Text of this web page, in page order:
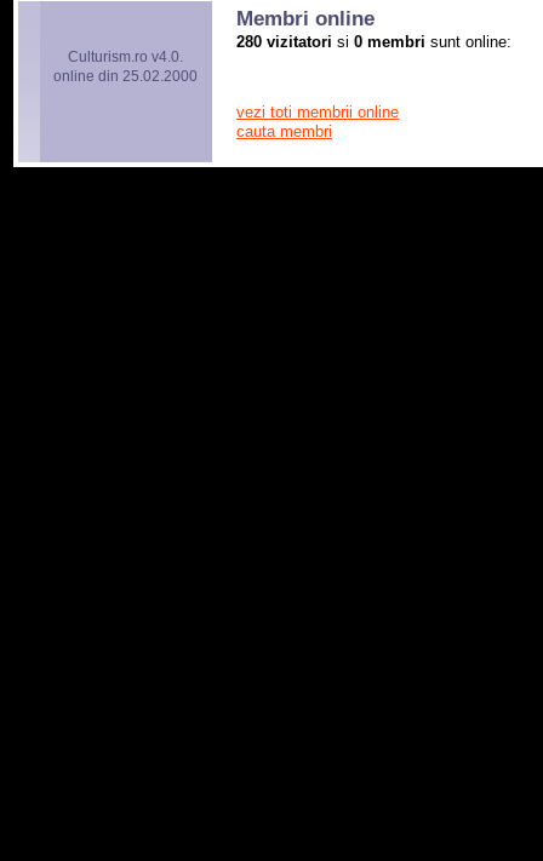
Culturism.ro v4.0.
online din 25.02.2000
Membri online
280 vizitatori si 0 membri sunt online:
vezi toti membrii online
cauta membri